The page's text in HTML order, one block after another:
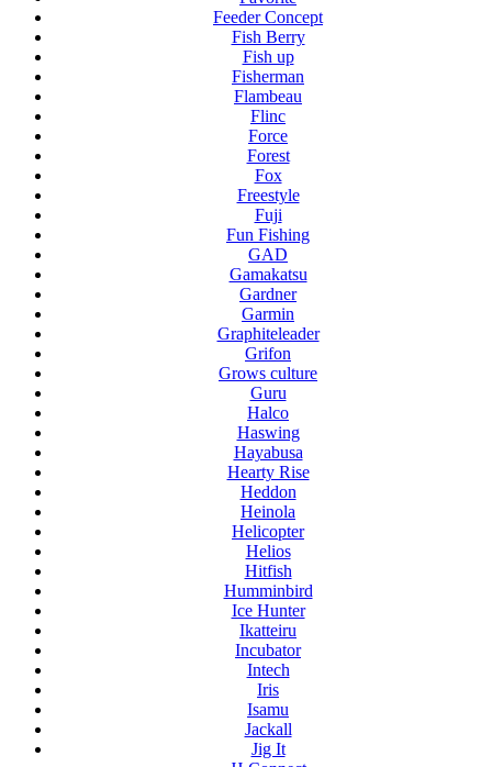
Feeder Concept
Fish Berry
Fish up
Fisherman
Flambeau
Flinc
Force
Forest
Fox
Freestyle
Fuji
Fun Fishing
GAD
Gamakatsu
Gardner
Garmin
Graphiteleader
Grifon
Grows culture
Guru
Halco
Haswing
Hayabusa
Hearty Rise
Heddon
Heinola
Helicopter
Helios
Hitfish
Humminbird
Ice Hunter
Ikatteiru
Incubator
Intech
Iris
Isamu
Jackall
Jig It